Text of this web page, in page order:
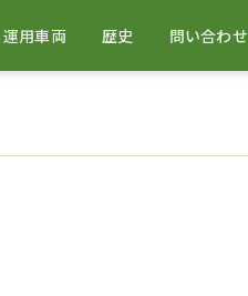
運用車両 歴史 問い合わせ